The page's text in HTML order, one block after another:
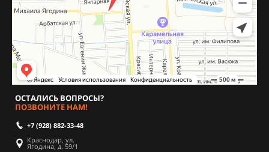
ОСТАЛИСЬ ВОПРОСЫ?
ПОЗВОНИТЕ НАМ!
+7 (928) 882-33-48
Краснодар, ул.
Ягодина, д. 59/1